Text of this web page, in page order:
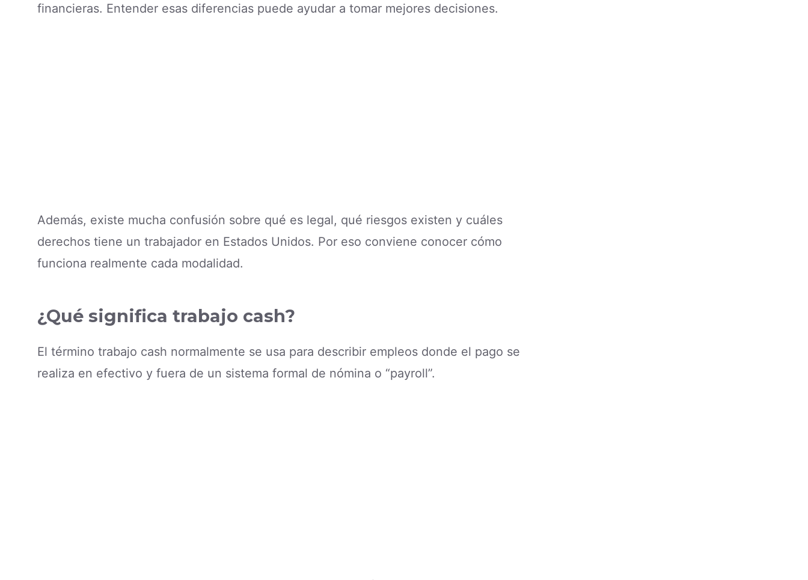
financieras. Entender esas diferencias puede ayudar a tomar mejores decisiones.
Además, existe mucha confusión sobre qué es legal, qué riesgos existen y cuáles
derechos tiene un trabajador en Estados Unidos. Por eso conviene conocer cómo
funciona realmente cada modalidad.
¿Qué significa trabajo cash?
El término trabajo cash normalmente se usa para describir empleos donde el pago se
realiza en efectivo y fuera de un sistema formal de nómina o “payroll”.